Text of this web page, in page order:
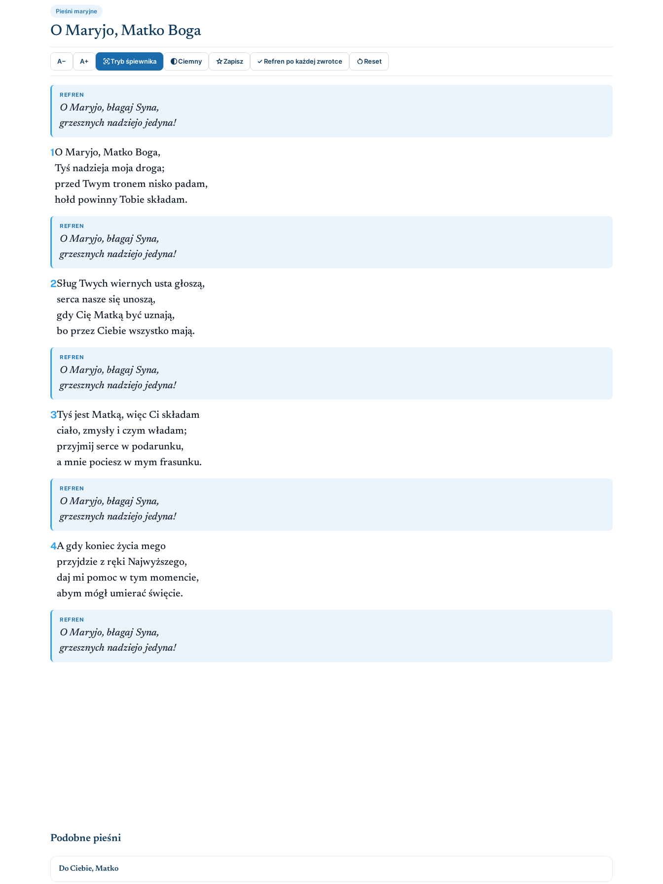
Pieśni maryjne
O Maryjo, Matko Boga
A− A+ Tryb śpiewnika Ciemny Zapisz ✓ Refren po każdej zwrotce Reset
REFREN
O Maryjo, błagaj Syna,
grzesznych nadziejo jedyna!
1O Maryjo, Matko Boga,
Tyś nadzieja moja droga;
przed Twym tronem nisko padam,
hołd powinny Tobie składam.
REFREN
O Maryjo, błagaj Syna,
grzesznych nadziejo jedyna!
2Sług Twych wiernych usta głoszą,
serca nasze się unoszą,
gdy Cię Matką być uznają,
bo przez Ciebie wszystko mają.
REFREN
O Maryjo, błagaj Syna,
grzesznych nadziejo jedyna!
3Tyś jest Matką, więc Ci składam
ciało, zmysły i czym władam;
przyjmij serce w podarunku,
a mnie pociesz w mym frasunku.
REFREN
O Maryjo, błagaj Syna,
grzesznych nadziejo jedyna!
4A gdy koniec życia mego
przyjdzie z ręki Najwyższego,
daj mi pomoc w tym momencie,
abym mógł umierać święcie.
REFREN
O Maryjo, błagaj Syna,
grzesznych nadziejo jedyna!
Podobne pieśni
Do Ciebie, Matko